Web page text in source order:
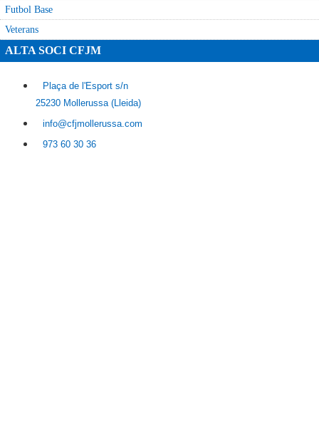
Futbol Base
Veterans
ALTA SOCI CFJM
Plaça de l'Esport s/n
25230 Mollerussa (Lleida)
info@cfjmollerussa.com
973 60 30 36